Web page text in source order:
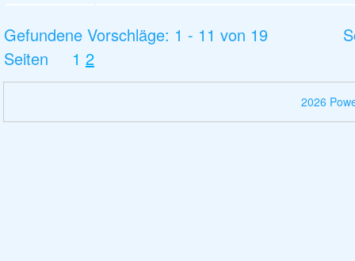
Gefundene Vorschläge: 1 - 11 von 19
Seiten
1 2
2026